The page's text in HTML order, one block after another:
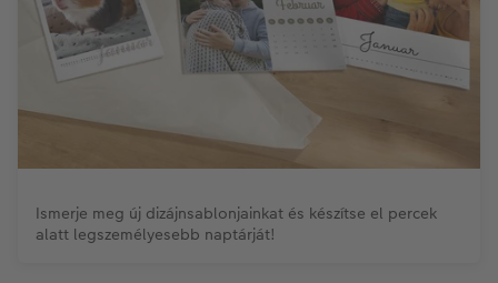
Ismerje meg új dizájnsablonjainkat és készítse el percek
alatt legszemélyesebb naptárját!